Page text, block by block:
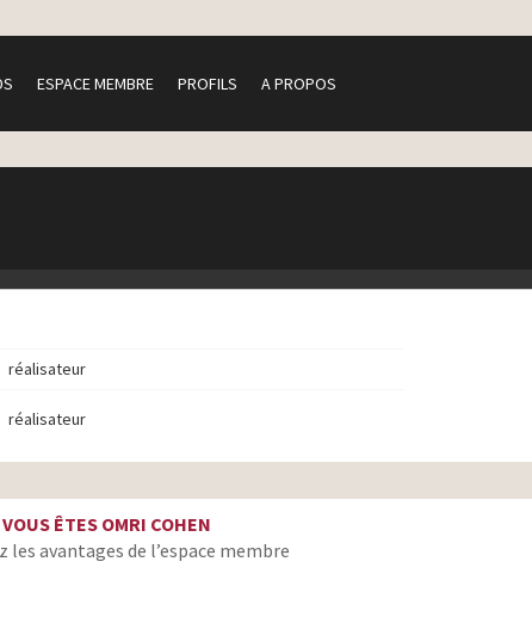
ESPACE MEMBRE PROFILS A PROPOS
réalisateur
réalisateur
VOUS ÊTES OMRI COHEN
les avantages de l’espace membre